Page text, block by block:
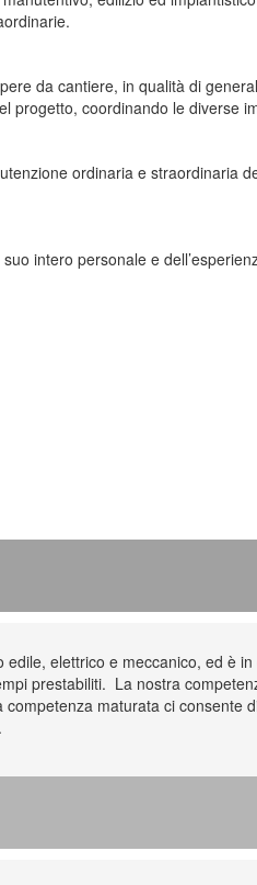
da cantiere, in qualità di
progetto, coordinando le diverse
ordinaria e straordinaria
intero personale e
elettrico e meccanico, ed è
prestabiliti. La nostra
maturata ci